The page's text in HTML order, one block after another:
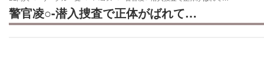
警官凌○-潜入捜査で正体がばれて…